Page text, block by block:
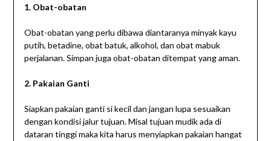
1. Obat-obatan
Obat-obatan yang perlu dibawa diantaranya minyak kayu
putih, betadine, obat batuk, alkohol, dan obat mabuk
perjalanan. Simpan juga obat-obatan ditempat yang aman.
2. Pakaian Ganti
Siapkan pakaian ganti si kecil dan jangan lupa sesuaikan
dengan kondisi jalur tujuan. Misal tujuan mudik ada di
dataran tinggi maka kita harus menyiapkan pakaian hangat